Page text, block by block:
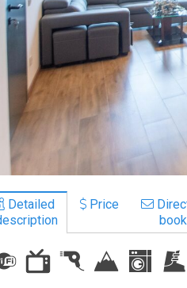
Detailed
Price